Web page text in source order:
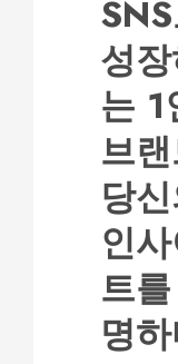
성
는 1
브
당
인
트
명